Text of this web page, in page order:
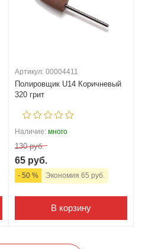
Артикул: 00004411
Полировщик U14 Коричневый
320 грит
Наличие: много
130 руб.
65 руб.
- 50 % Экономия 65 руб.
В корзину